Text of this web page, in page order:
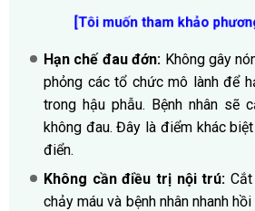
[Tôi muốn tham khảo
Hạn chế đau đớn: Không gây
phỏng các tổ chức mô lành để
trong hậu phẫu. Bệnh nhân sẽ
không đau. Đây là điểm khác
điển.
Không cần điều trị nội trú:
chảy máu và bệnh nhân nhanh